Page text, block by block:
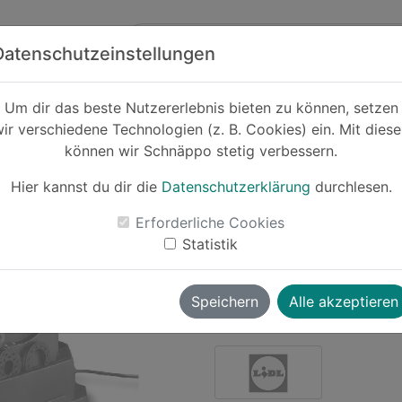
Um dir das beste Nutzererlebnis bieten zu können, setzen
verschiedene Technologien (z. B. Cookies) ein. Mit
können wir Schnäppo stetig verbessern.
Hier kannst du dir die Datenschutzerklärung durchlesen.
Erforderliche Cookies
Statistik
Speichern Alle akzeptieren
Cashback
-37%
PARKSIDE®